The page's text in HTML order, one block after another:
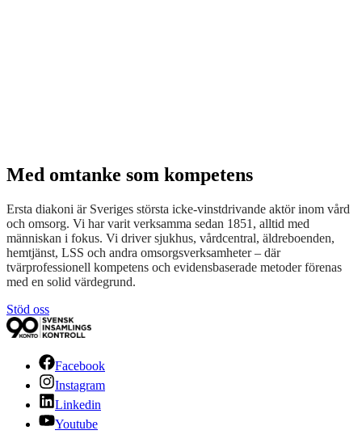
Med omtanke som kompetens
Ersta diakoni är Sveriges största icke-vinstdrivande aktör inom vård
och omsorg. Vi har varit verksamma sedan 1851, alltid med
människan i fokus. Vi driver sjukhus, vårdcentral, äldreboenden,
hemtjänst, LSS och andra omsorgsverksamheter – där
tvärprofessionell kompetens och evidensbaserade metoder förenas
med en solid värdegrund.
Stöd oss
Facebook
Instagram
Linkedin
Youtube